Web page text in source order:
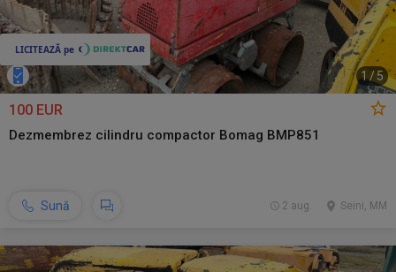
1 / 5
100 EUR
Dezmembrez cilindru compactor Bomag BMP851
Sună Seini, MM
2 aug.